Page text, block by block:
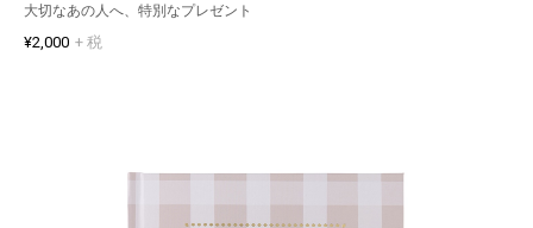
大切なあの人へ、特別なプレゼント
¥2,000 + 税